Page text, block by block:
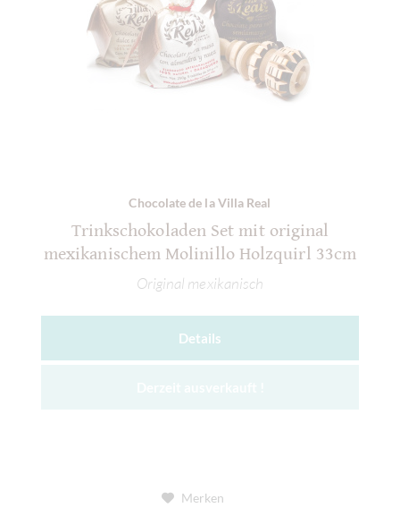
Chocolate de la Villa Real
Trinkschokoladen Set mit original
mexikanischem Molinillo Holzquirl 33cm
Original mexikanisch
Details
Merken